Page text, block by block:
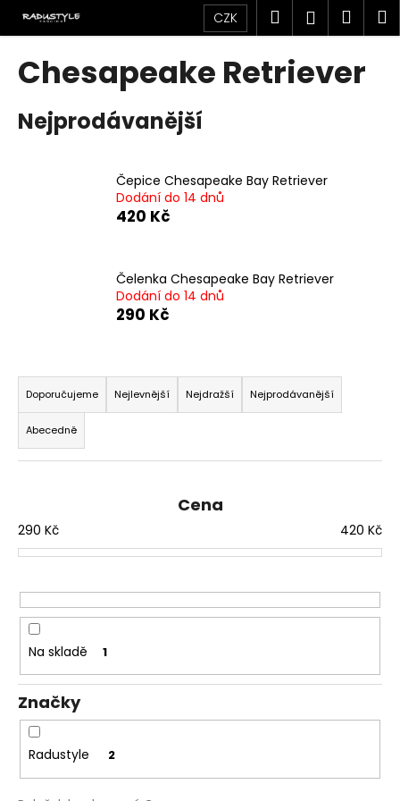
obsah
CZK Hledat
Chesapeake Retriever
Nejprodávanější
Čepice Chesapeake Bay Retriever
Dodání do 14 dnů
420 Kč
Čelenka Chesapeake Bay Retriever
Dodání do 14 dnů
290 Kč
Ř
a
z
e
n
r
o
u
k
ů
Doporučujeme Nejlevnější Nejdražší Nejprodávanější
Abecedně
Cena
290 Kč 420 Kč
Na skladě 1
Značky
Radustyle 2
o
o
e
n
a
j
í
HLEDAT
D
o
p
o
u